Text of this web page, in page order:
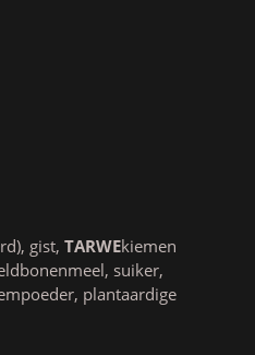
gist, TARWEkiemen
suiker,
plantaardige